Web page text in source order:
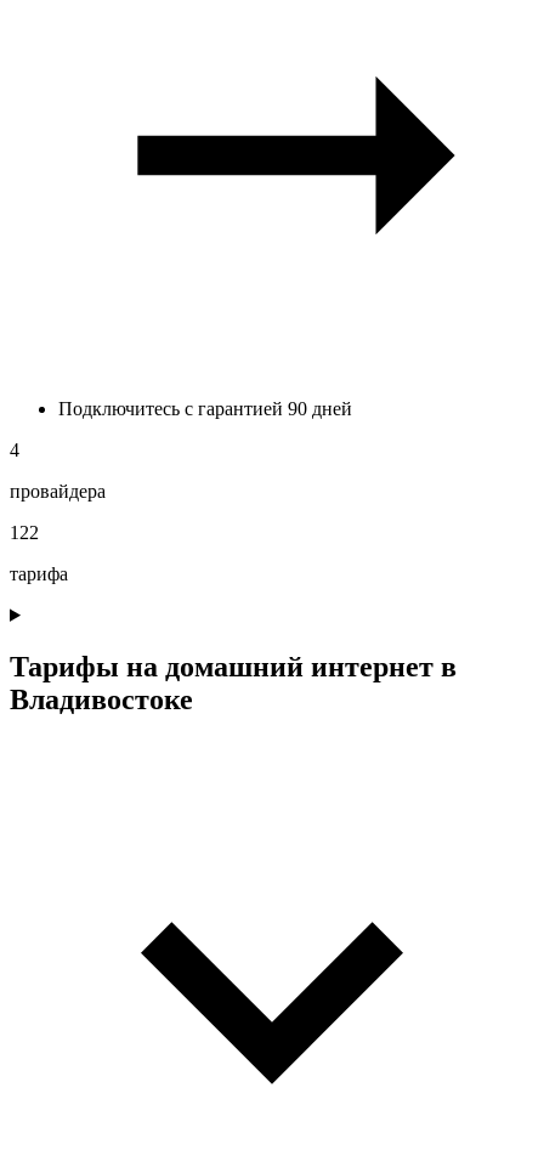
Подключитесь с гарантией 90 дней
4
провайдера
122
тарифа
Тарифы на домашний интернет в
Владивостоке